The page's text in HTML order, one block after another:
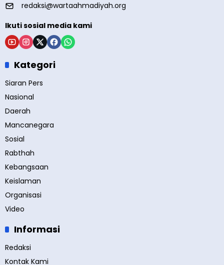
redaksi@wartaahmadiyah.org
Ikuti sosial media kami
Kategori
Siaran Pers
Nasional
Daerah
Mancanegara
Sosial
Rabthah
Kebangsaan
Keislaman
Organisasi
Video
Informasi
Redaksi
Kontak Kami